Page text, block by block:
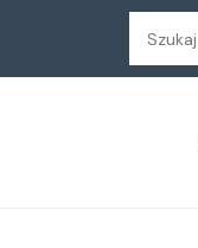
Szukaj: